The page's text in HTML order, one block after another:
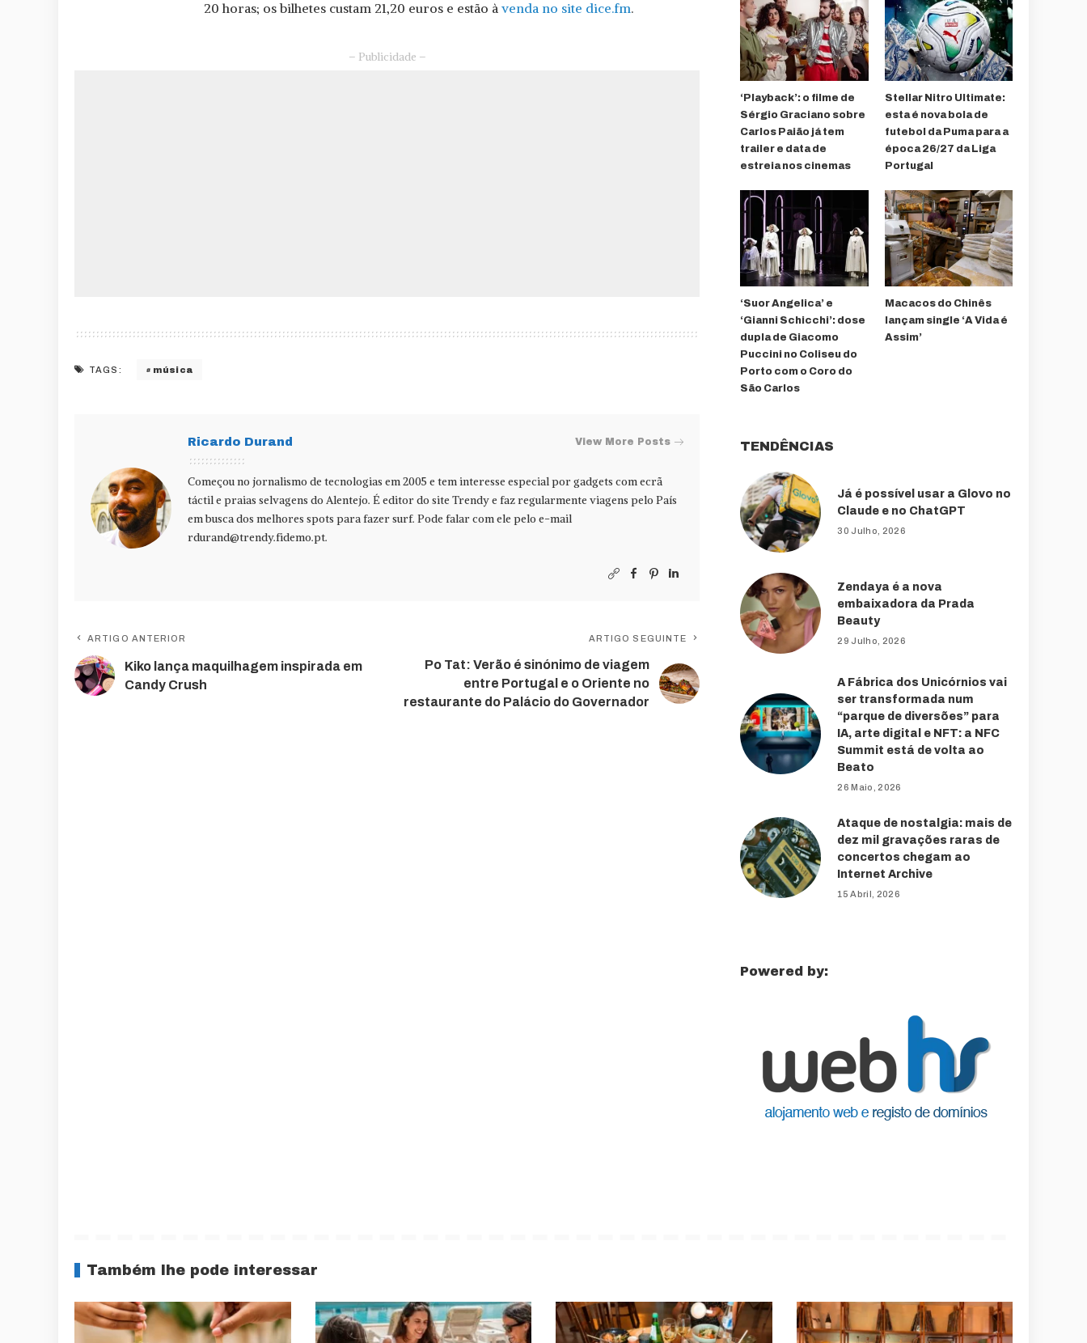
20 horas; os bilhetes custam 21,20 euros e estão à venda no site dice.fm.
– Publicidade –
TAGS: música
Ricardo Durand View More Posts
Começou no jornalismo de tecnologias em 2005 e tem interesse especial por gadgets com ecrã
táctil e praias selvagens do Alentejo. É editor do site Trendy e faz regularmente viagens pelo País
em busca dos melhores spots para fazer surf. Pode falar com ele pelo e-mail
rdurand@trendy.fidemo.pt.
ARTIGO ANTERIOR
Kiko lança maquilhagem inspirada em
Candy Crush
ARTIGO SEGUINTE
Po Tat: Verão é sinónimo de viagem
entre Portugal e o Oriente no
restaurante do Palácio do Governador
‘Playback’: o filme de
Sérgio Graciano sobre
Carlos Paião já tem
trailer e data de
estreia nos cinemas
Stellar Nitro Ultimate:
esta é nova bola de
futebol da Puma para a
época 26/27 da Liga
Portugal
‘Suor Angelica’ e
‘Gianni Schicchi’: dose
dupla de Giacomo
Puccini no Coliseu do
Porto com o Coro do
São Carlos
Macacos do Chinês
lançam single ‘A Vida é
Assim’
TENDÊNCIAS
Já é possível usar a Glovo no
Claude e no ChatGPT
30 Julho, 2026
Zendaya é a nova
embaixadora da Prada
Beauty
29 Julho, 2026
A Fábrica dos Unicórnios vai
ser transformada num
“parque de diversões” para
IA, arte digital e NFT: a NFC
Summit está de volta ao
Beato
26 Maio, 2026
Ataque de nostalgia: mais de
dez mil gravações raras de
concertos chegam ao
Internet Archive
15 Abril, 2026
Powered by:
Também lhe pode interessar